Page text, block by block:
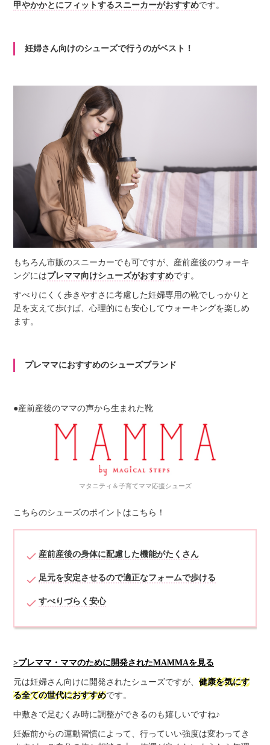
甲やかかとにフィットするスニーカーがおすすめです。
妊婦さん向けのシューズで行うのがベスト！
もちろん市販のスニーカーでも可ですが、産前産後のウォーキ
ングにはプレママ向けシューズがおすすめです。
すべりにくく歩きやすさに考慮した妊婦専用の靴でしっかりと
足を支えて歩けば、心理的にも安心してウォーキングを楽しめ
ます。
プレママにおすすめのシューズブランド
●産前産後のママの声から生まれた靴
マタニティ＆子育てママ応援シューズ
こちらのシューズのポイントはこちら！
産前産後の身体に配慮した機能がたくさん
足元を安定させるので適正なフォームで歩ける
すべりづらく安心
>プレママ・ママのために開発されたMAMMAを見る
元は妊婦さん向けに開発されたシューズですが、健康を気にす
る全ての世代におすすめです。
中敷きで足むくみ時に調整ができるのも嬉しいですね♪
妊娠前からの運動習慣によって、行っていい強度は変わってき